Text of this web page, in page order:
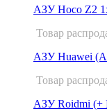
АЗУ Hoco Z2
Товар
АЗУ Huawei
Товар
АЗУ Roidmi (+